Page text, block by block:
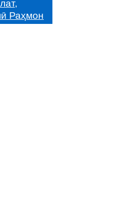
Раҳмон